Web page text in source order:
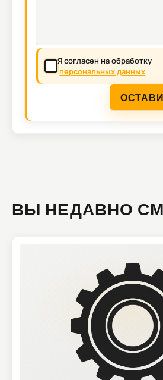
Я согласен на обработку
персональных данных
ВЫ НЕДАВНО